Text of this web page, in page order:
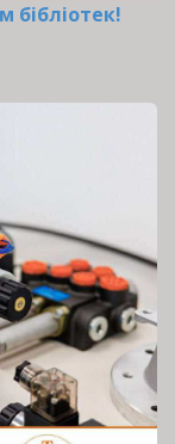
бібліотек!